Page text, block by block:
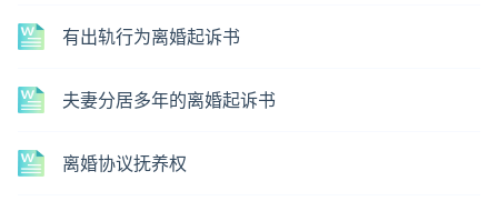
有出轨行为离婚起诉书
夫妻分居多年的离婚起诉书
离婚协议抚养权